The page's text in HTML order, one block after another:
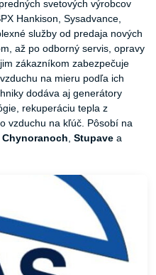
svetových výrobcov
Hankison, Sysadvance,
služby od predaja nových
až po odborný servis, opravy
zákazníkom zabezpečuje
na mieru podľa ich
dodáva aj generátory
rekuperáciu tepla z
vzduchu na kľúč. Pôsobí na
Chynoranoch, Stupave a